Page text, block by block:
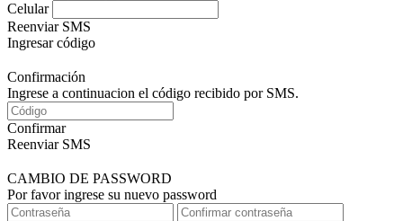
Celular
Reenviar SMS
Ingresar código
Confirmación
Ingrese a continuacion el código recibido por SMS.
Confirmar
Reenviar SMS
CAMBIO DE PASSWORD
Por favor ingrese su nuevo password